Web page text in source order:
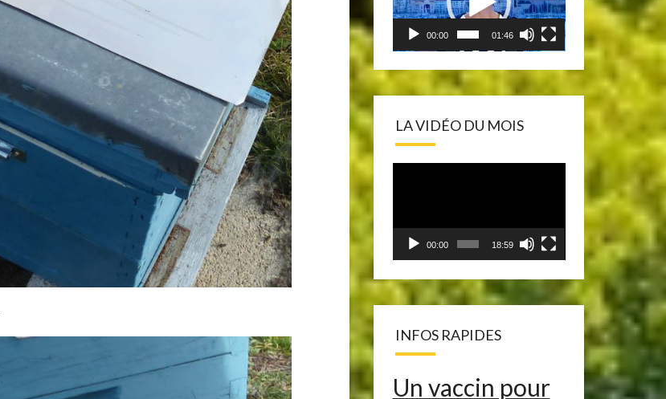
00:00 01:46
LA VIDÉO DU MOIS
00:00 18:59
INFOS RAPIDES
Un vaccin pour